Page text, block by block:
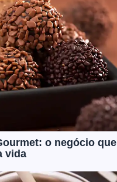
o negócio que
vida